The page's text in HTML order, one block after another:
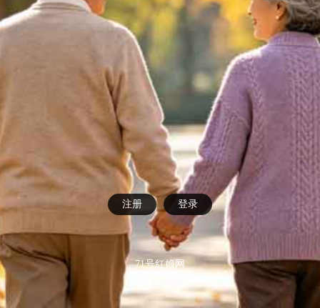
注册 登录
71号红娘网